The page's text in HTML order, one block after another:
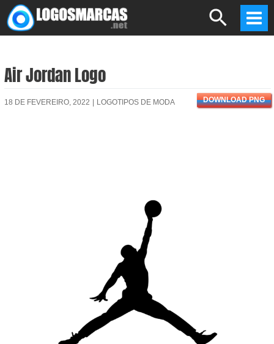
Skip
to
Search
Air Jordan Logo
18 DE FEVEREIRO, 2022 LOGOTIPOS DE MODA DOWNLOAD PNG